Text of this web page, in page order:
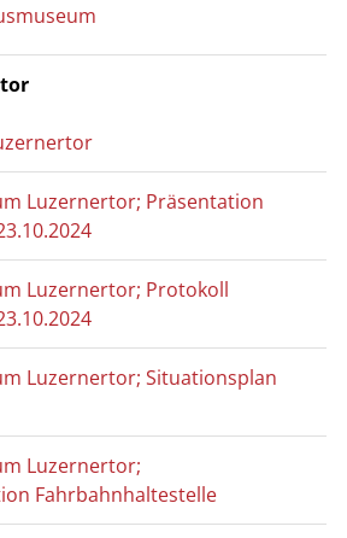
Luzernertor; Präsentation
Luzernertor; Protokoll
Luzernertor; Situationsplan
Luzernertor;
Fahrbahnhaltestelle